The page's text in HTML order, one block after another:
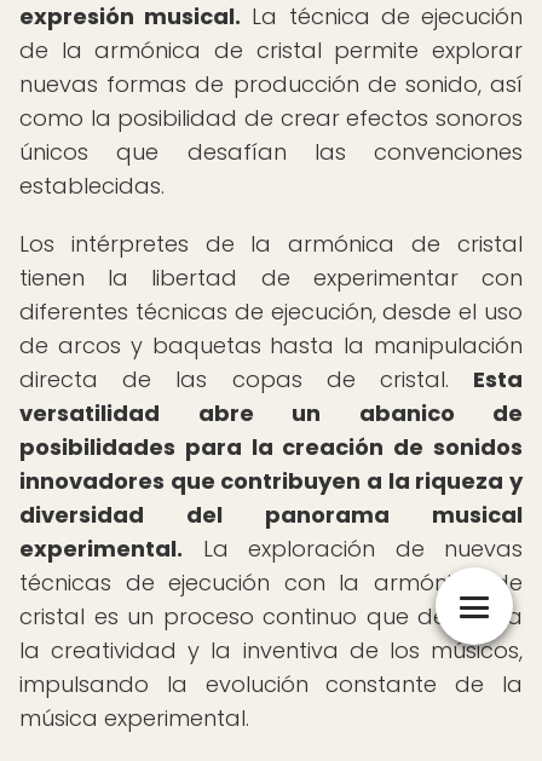
expresión musical. La técnica de ejecución
de la armónica de cristal permite explorar
nuevas formas de producción de sonido, así
como la posibilidad de crear efectos sonoros
únicos que desafían las convenciones
establecidas.
Los intérpretes de la armónica de cristal
tienen la libertad de experimentar con
diferentes técnicas de ejecución, desde el uso
de arcos y baquetas hasta la manipulación
directa de las copas de cristal. Esta
versatilidad abre un abanico de
posibilidades para la creación de sonidos
innovadores que contribuyen a la riqueza y
diversidad del panorama musical
experimental. La exploración de nuevas
técnicas de ejecución con la armónica de
cristal es un proceso continuo que despierta
la creatividad y la inventiva de los músicos,
impulsando la evolución constante de la
música experimental.